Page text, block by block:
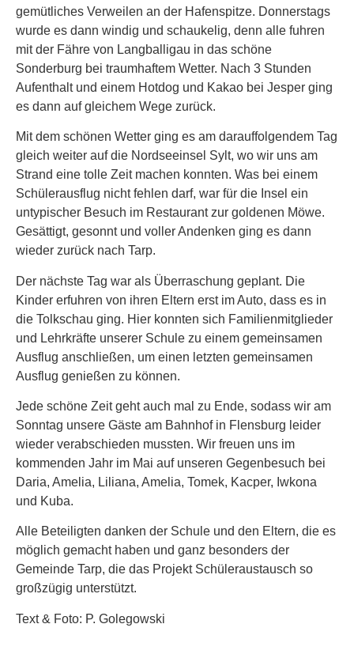
gemütliches Verweilen an der Hafenspitze. Donnerstags
wurde es dann windig und schaukelig, denn alle fuhren
mit der Fähre von Langballigau in das schöne
Sonderburg bei traumhaftem Wetter. Nach 3 Stunden
Aufenthalt und einem Hotdog und Kakao bei Jesper ging
es dann auf gleichem Wege zurück.
Mit dem schönen Wetter ging es am darauffolgendem Tag
gleich weiter auf die Nordseeinsel Sylt, wo wir uns am
Strand eine tolle Zeit machen konnten. Was bei einem
Schülerausflug nicht fehlen darf, war für die Insel ein
untypischer Besuch im Restaurant zur goldenen Möwe.
Gesättigt, gesonnt und voller Andenken ging es dann
wieder zurück nach Tarp.
Der nächste Tag war als Überraschung geplant. Die
Kinder erfuhren von ihren Eltern erst im Auto, dass es in
die Tolkschau ging. Hier konnten sich Familienmitglieder
und Lehrkräfte unserer Schule zu einem gemeinsamen
Ausflug anschließen, um einen letzten gemeinsamen
Ausflug genießen zu können.
Jede schöne Zeit geht auch mal zu Ende, sodass wir am
Sonntag unsere Gäste am Bahnhof in Flensburg leider
wieder verabschieden mussten. Wir freuen uns im
kommenden Jahr im Mai auf unseren Gegenbesuch bei
Daria, Amelia, Liliana, Amelia, Tomek, Kacper, Iwkona
und Kuba.
Alle Beteiligten danken der Schule und den Eltern, die es
möglich gemacht haben und ganz besonders der
Gemeinde Tarp, die das Projekt Schüleraustausch so
großzügig unterstützt.
Text & Foto: P. Golegowski